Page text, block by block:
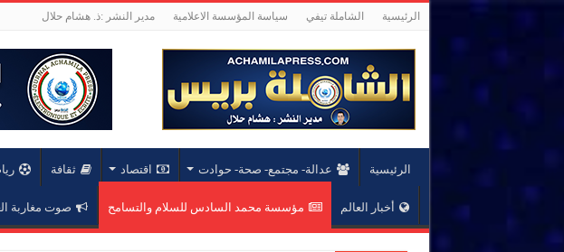
الرئيسية الشاملة تيفي سياسة المؤسسة الاعلامية مدير النشر :ذ. هشام حلال
الرئيسية عدالة- مجتمع- صحة- حوادت اقتصاد ثقافة
أخبار العالم مؤسسة محمد السادس للسلام والتسامح صوت مغاربة